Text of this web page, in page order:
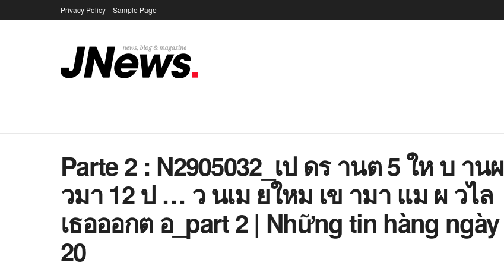
Privacy Policy Sample Page
Parte 2 : N2905032_เป ดร านต 5 ให บ านผ
วมา 12 ป … ว นเม ยใหม เข ามา แม ผ วไล
เธอออกต อ_part 2 | Những tin hàng ngày
20